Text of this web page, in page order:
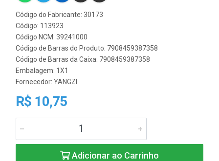
Código do Fabricante: 30173
Código: 113923
Código NCM: 39241000
Código de Barras do Produto: 7908459387358
Código de Barras da Caixa: 7908459387358
Embalagem: 1X1
Fornecedor: YANGZI
R$ 10,75
Adicionar ao Carrinho